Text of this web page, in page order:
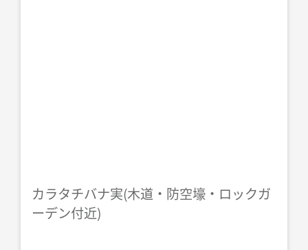
カラタチバナ実(木道・防空壕・ロックガ
ーデン付近)